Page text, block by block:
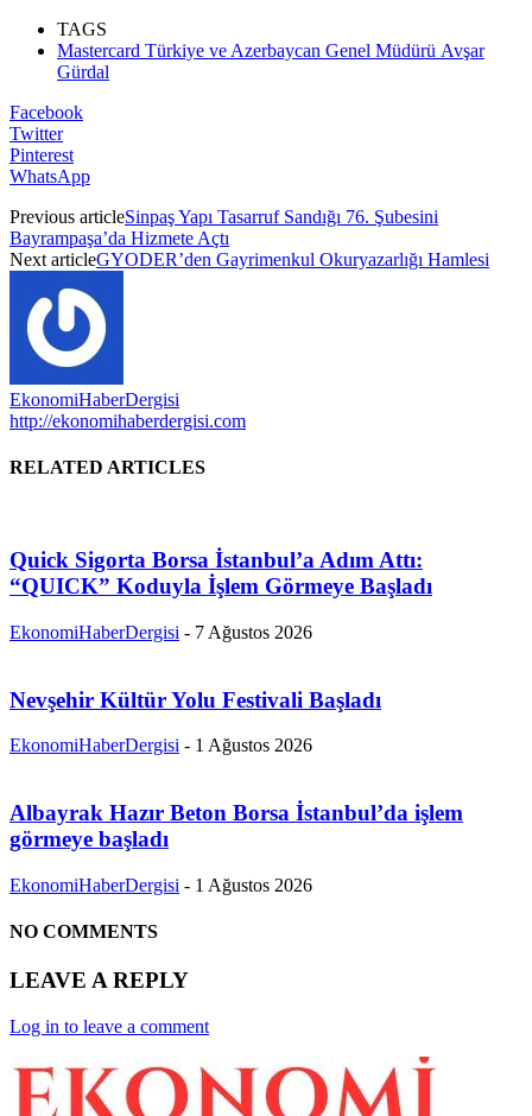
TAGS
Mastercard Türkiye ve Azerbaycan Genel Müdürü Avşar
Gürdal
Facebook
Twitter
Pinterest
WhatsApp
Previous articleSinpaş Yapı Tasarruf Sandığı 76. Şubesini
Bayrampaşa’da Hizmete Açtı
Next articleGYODER’den Gayrimenkul Okuryazarlığı Hamlesi
EkonomiHaberDergisi
http://ekonomihaberdergisi.com
RELATED ARTICLES
Quick Sigorta Borsa İstanbul’a Adım Attı:
“QUICK” Koduyla İşlem Görmeye Başladı
EkonomiHaberDergisi - 7 Ağustos 2026
Nevşehir Kültür Yolu Festivali Başladı
EkonomiHaberDergisi - 1 Ağustos 2026
Albayrak Hazır Beton Borsa İstanbul’da işlem
görmeye başladı
EkonomiHaberDergisi - 1 Ağustos 2026
NO COMMENTS
LEAVE A REPLY
Log in to leave a comment